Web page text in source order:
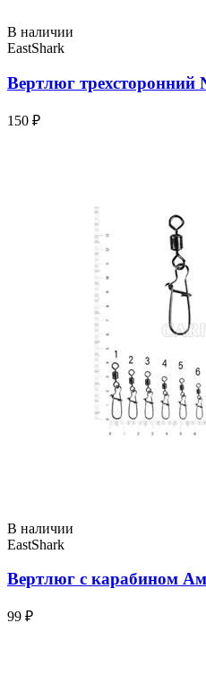
В наличии
EastShark
Вертлюг
150 ₽
В наличии
EastShark
Вертлюг с карабином
99 ₽